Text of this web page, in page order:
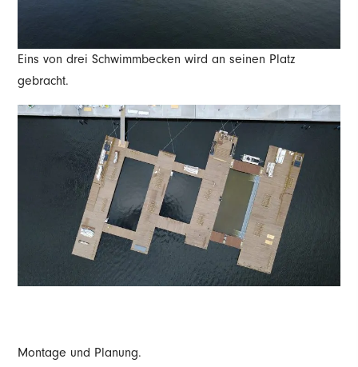
Eins von drei Schwimmbecken wird an seinen Platz
gebracht.
Montage und Planung.